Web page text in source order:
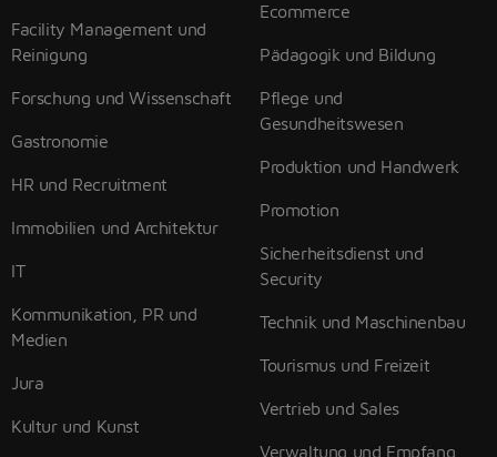
Facility Management und
Reinigung
Forschung und Wissenschaft
Gastronomie
HR und Recruitment
Immobilien und Architektur
IT
Kommunikation, PR und
Medien
Jura
Kultur und Kunst
Ecommerce
Pädagogik und Bildung
Pflege und
Gesundheitswesen
Produktion und Handwerk
Promotion
Sicherheitsdienst und
Security
Technik und Maschinenbau
Tourismus und Freizeit
Vertrieb und Sales
Verwaltung und Empfang